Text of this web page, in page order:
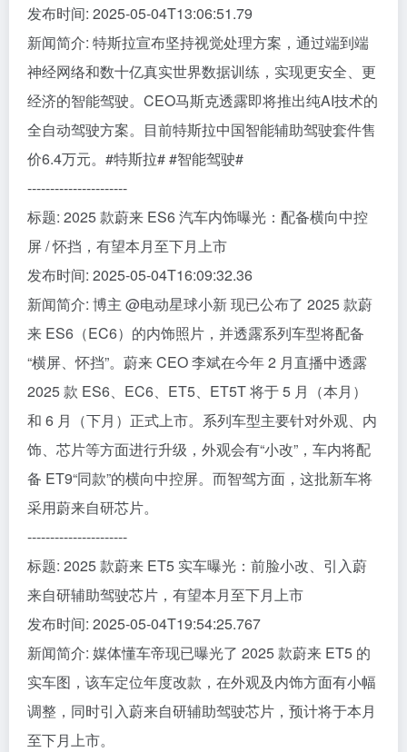
发布时间: 2025-05-04T13:06:51.79
新闻简介: 特斯拉宣布坚持视觉处理方案，通过端到端
神经网络和数十亿真实世界数据训练，实现更安全、更
经济的智能驾驶。CEO马斯克透露即将推出纯AI技术的
全自动驾驶方案。目前特斯拉中国智能辅助驾驶套件售
价6.4万元。#特斯拉# #智能驾驶#
----------------------
标题: 2025 款蔚来 ES6 汽车内饰曝光：配备横向中控
屏 / 怀挡，有望本月至下月上市
发布时间: 2025-05-04T16:09:32.36
新闻简介: 博主 @电动星球小新 现已公布了 2025 款蔚
来 ES6（EC6）的内饰照片，并透露系列车型将配备
“横屏、怀挡”。蔚来 CEO 李斌在今年 2 月直播中透露
2025 款 ES6、EC6、ET5、ET5T 将于 5 月（本月）
和 6 月（下月）正式上市。系列车型主要针对外观、内
饰、芯片等方面进行升级，外观会有“小改”，车内将配
备 ET9“同款”的横向中控屏。而智驾方面，这批新车将
采用蔚来自研芯片。
----------------------
标题: 2025 款蔚来 ET5 实车曝光：前脸小改、引入蔚
来自研辅助驾驶芯片，有望本月至下月上市
发布时间: 2025-05-04T19:54:25.767
新闻简介: 媒体懂车帝现已曝光了 2025 款蔚来 ET5 的
实车图，该车定位年度改款，在外观及内饰方面有小幅
调整，同时引入蔚来自研辅助驾驶芯片，预计将于本月
至下月上市。